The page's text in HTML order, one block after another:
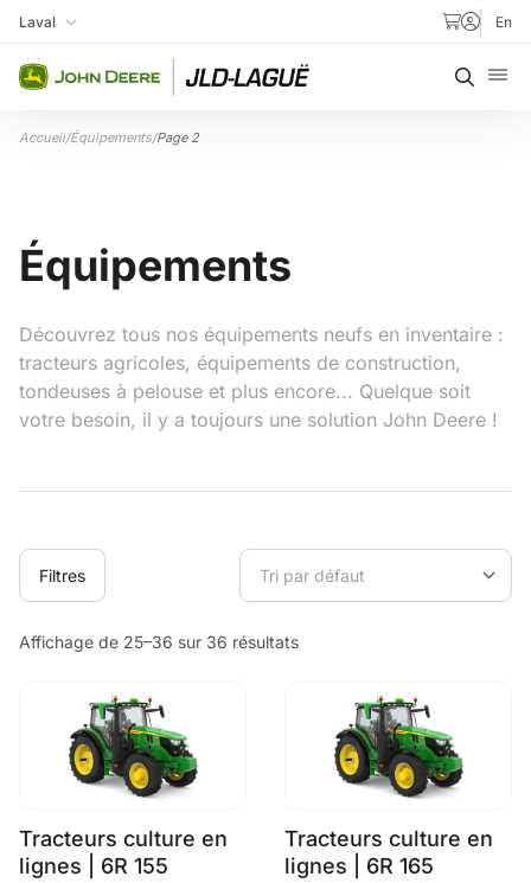
Aller au contenu
Ma succursale
Laval En
Accueil/Équipements/Page 2
Équipements
Découvrez tous nos équipements neufs en inventaire :
tracteurs agricoles, équipements de construction,
tondeuses à pelouse et plus encore... Quelque soit
votre besoin, il y a toujours une solution John Deere !
Filtres
Affichage de 25–36 sur 36 résultats
Tracteurs culture en
lignes | 6R 155
Tracteurs culture en
lignes | 6R 165